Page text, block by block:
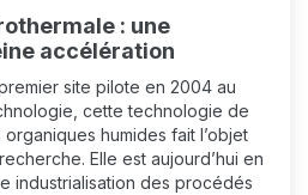
: une
accélération
site pilote en 2004 au
cette technologie de
humides fait l’objet
Elle est aujourd’hui en
industrialisation des procédés